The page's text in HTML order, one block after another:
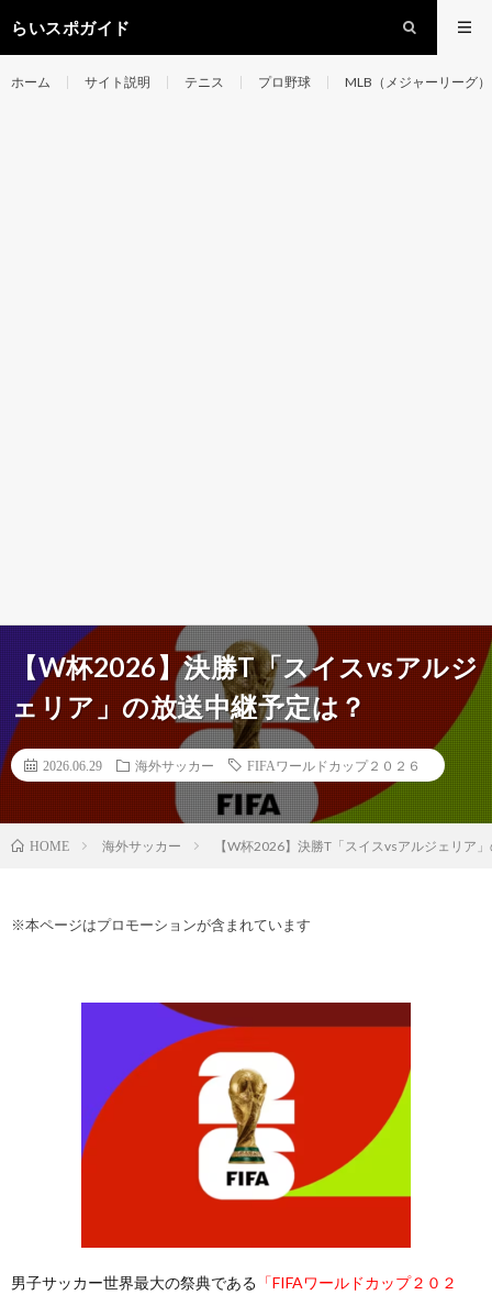
らいスポガイド
ホーム サイト説明 テニス プロ野球 MLB（メジャーリーグ）
【W杯2026】決勝T「スイスvsアルジ
ェリア」の放送中継予定は？
2026.06.29 海外サッカー FIFAワールドカップ２０２６
HOME 海外サッカー 【W杯2026】決勝T「スイスvsアルジェリア
※本ページはプロモーションが含まれています
男子サッカー世界最大の祭典である 「FIFAワールドカップ２０２